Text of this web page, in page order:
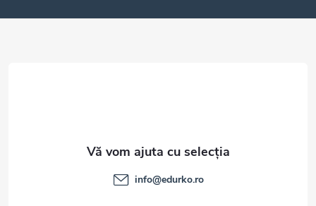
o
info@edurko.ro